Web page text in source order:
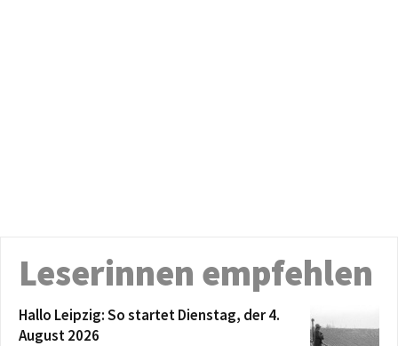
Leserinnen empfehlen
Hallo Leipzig: So startet Dienstag, der 4.
August 2026